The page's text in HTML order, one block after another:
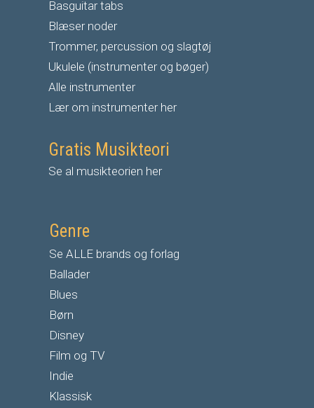
Basguitar tabs
Blæser noder
Trommer, percussion og slagtøj
Ukulele (instrumenter og bøger)
Alle instrumenter
Lær om instrumenter her
Gratis Musikteori
Se al musikteorien her
Genre
Se ALLE brands og forlag
Ballader
Blues
Børn
Disney
Film og TV
Indie
Klassisk